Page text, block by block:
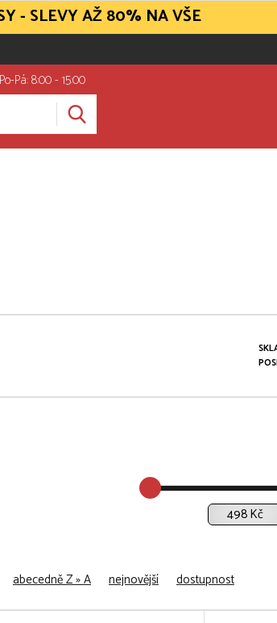
Po-Pá: 8:00 - 15:00
Kč
abecedně Z » A nejnovější dostupnost
- SLEVY AŽ 80% NA VŠE